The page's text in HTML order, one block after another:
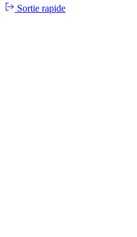
Sortie rapide